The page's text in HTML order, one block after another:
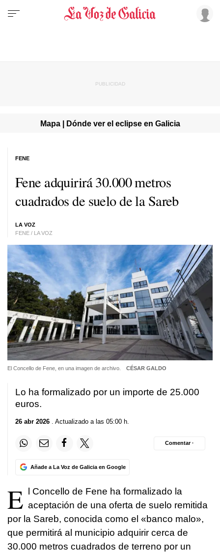
Mapa | Dónde ver el eclipse en Galicia
Fene adquirirá 30.000 metros
cuadrados de suelo de la Sareb
LA VOZ
FENE / LA VOZ
FENE
El Concello de Fene, en una imagen de archivo. CÉSAR GALDO
Lo ha formalizado por un importe de 25.000
euros.
26 abr 2026 . Actualizado a las 05:00 h.
Añade a La Voz de Galicia en Google
Comentar ·
E l Concello de Fene ha formalizado la
aceptación de una oferta de suelo remitida
por la Sareb, conocida como el «banco malo»,
que permitirá al municipio adquirir cerca de
30.000 metros cuadrados de terreno por un